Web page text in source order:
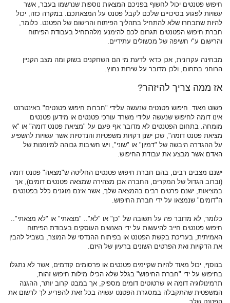
חיפוש פטנטים יכול לחשוף בפניכם המצאות נוספות שנרשמו בעבר, אשר
עשויות לפגוע בסיכויים שלכם לקבל פטנט על המצאתכם. במקרה כזה, יכול
להיות שתבחרו שלא להתחיל בתהליך הפיתוח והרישום של הפטנט. כלומר,
חברת חיפוש הפטנטים תגרום לכם להימנע מלהתחיל בעבודת הפיתוח
והרישום ע"י חשיפה של מכשולים עתידיים.
מבחינה עקרונית, אכן כדאי לדעת מי הם השחקנים בשוק ומה מצב הקניין
הרוחני בתחום, ולכן מדובר על שירות נחוץ.
אז ממה צריך להיזהר?
פשוט מאוד. חיפוש פטנטים שנעשה עלידי "חברות חיפוש פטנטים" באינטרנט
אינו דומה לחיפוש שנעשה עלידי משרד עורכי פטנטים או מידען פטנטים
מומחה. בתחום הפטנטים לא מדובר אף פעם על "מציאת פטנט דומה" או "אי
מציאת פטנט דומה", שכן ישנן דקויות משפטיות והנדסיות אשר עשויות להשפיע
על ההגדרה היבשה של "דמיון" או "שוני", ויש חשיבות גבוהה למיומנות של
האדם אשר מבצע את עבודת החיפוש.
ישנם מצבים רבים, בהם חברת חיפוש פטנטים החליטה ש"מצאה" פטנט דומה
(וברוב הגדול של המקרים, החברה אכן מצהירה שמצאה פטנטים דומים), אך
במציאות, ישנם פרטים רבים בהמצאה שלך, אשר אינם מוגנים כלל בפטנטים
ה"דומים" שנמצאו על ידי חברת החיפוש.
כלומר, לא מדובר פה על תשובה של "כן" או "לא".. "מצאתי" או "לא מצאתי"..
חיפוש פטנטים חייב להיעשות על ידי האנשים העוסקים בעבודת הפיתוח
האמיתית, בעריכת בקשת הפטנט או בפיתוח ההנדסי של המוצר, בשביל להבין
את הדקויות ואת הפרטים השונים ברעיון של היזם.
בנוסף, יכול מאוד להיות שקיימים פטנטים או פרסומים קודמים, אשר לא נתגלו
בחיפוש על ידי "חברת החיפוש" בגלל שלא הכילו מילות חיפוש זהות,
תרמינולוגיה דומה או שרטוטים דומים מספיק, אך במבט קרוב יותר, ההגנה
המשפטית שהתקבלה במסגרת הפטנט עשויה בכל זאת להפריע לך לרשום את